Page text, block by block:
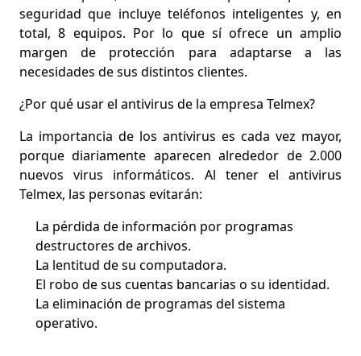
seguridad que incluye teléfonos inteligentes y, en
total, 8 equipos. Por lo que sí ofrece un amplio
margen de protección para adaptarse a las
necesidades de sus distintos clientes.
¿Por qué usar el antivirus de la empresa Telmex?
La importancia de los antivirus es cada vez mayor,
porque diariamente aparecen alrededor de 2.000
nuevos virus informáticos. Al tener el antivirus
Telmex, las personas evitarán:
La pérdida de información por programas
destructores de archivos.
La lentitud de su computadora.
El robo de sus cuentas bancarias o su identidad.
La eliminación de programas del sistema
operativo.